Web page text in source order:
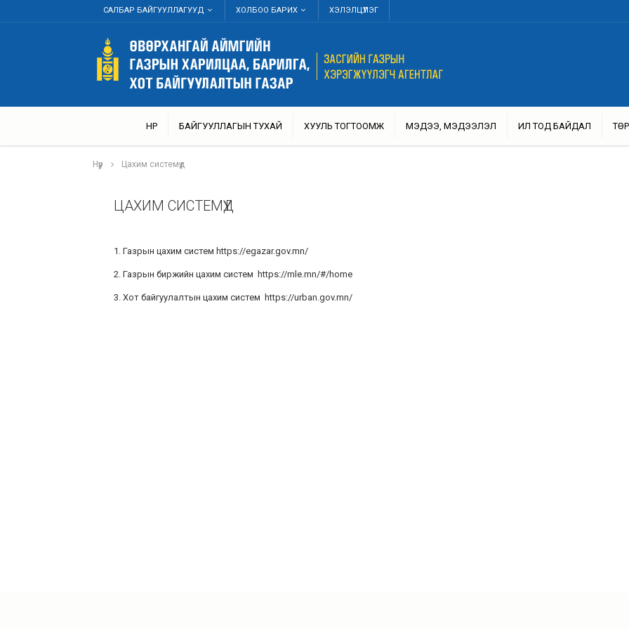
САЛБАР БАЙГУУЛЛАГУУД ХОЛБОО БАРИХ ХЭЛЭЛЦҮҮЛЭГ
НҮҮР БАЙГУУЛЛАГЫН ТУХАЙ ХУУЛЬ ТОГТООМЖ МЭДЭЭ, МЭДЭЭЛЭЛ ИЛ ТОД БАЙДАЛ
Нүүр Цахим системүүд
ЦАХИМ СИСТЕМҮҮД
1. Газрын цахим систем https://egazar.gov.mn/
2. Газрын биржийн цахим систем https://mle.mn/#/home
3. Хот байгуулалтын цахим систем https://urban.gov.mn/